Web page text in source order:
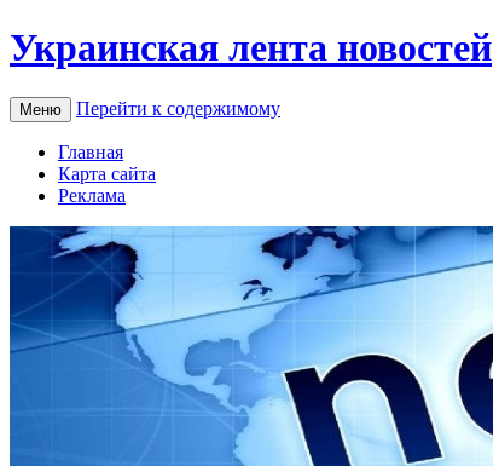
Украинская лента новостей
Меню Перейти к содержимому
Главная
Карта сайта
Реклама